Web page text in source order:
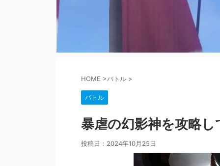
HOME >バトル >
バトル
暴虐の幻影神を攻略
投稿日： 2024年10月25日